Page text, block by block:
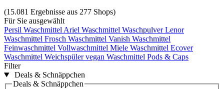
(15.081 Ergebnisse aus 277 Shops)
Für Sie ausgewählt
Persil Waschmittel Ariel Waschmittel WaschpulverLenor
Waschmittel Frosch Waschmittel Vanish Waschmittel
Feinwaschmittel Vollwaschmittel Miele Waschmittel Ecover
Waschmittel Weichspüler vegan Waschmittel Pods & Caps
Filter
Deals & Schnäppchen
Deals & Schnäppchen